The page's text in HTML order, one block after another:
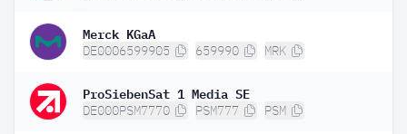
Merck KGaA
DE0006599905 659990 MRK
ProSiebenSat 1 Media SE
DE000PSM7770 PSM777 PSM